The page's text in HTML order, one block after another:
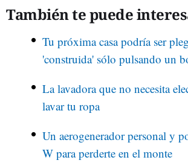
También te puede
Tu próxima casa podría ser
'construida' sólo pulsando un
La lavadora que no necesita
lavar tu ropa
Un aerogenerador personal y
W para perderte en el monte